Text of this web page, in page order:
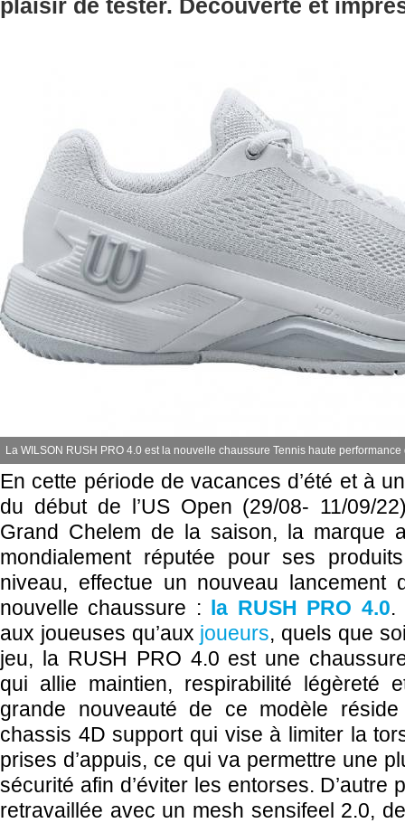
plaisir de tester. Découverte et
La WILSON RUSH PRO 4.0 est la nouvelle chaussure Tennis haute
En cette période de vacances d’été et à
du début de l’US Open (29/08- 11/09/
Grand Chelem de la saison, la marque
mondialement réputée pour ses
niveau, effectue un nouveau lancement
nouvelle chaussure : la RUSH PRO 4.0.
aux joueuses qu’aux joueurs, quels que
jeu, la RUSH PRO 4.0 est une
qui allie maintien, respirabilité légèreté
grande nouveauté de ce modèle
chassis 4D support qui vise à limiter la
prises d’appuis, ce qui va permettre une
sécurité afin d’éviter les entorses. D’autre
retravaillée avec un mesh sensifeel 2.0,